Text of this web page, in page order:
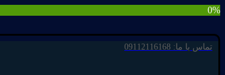
0%
تماس با ما: 09112116168